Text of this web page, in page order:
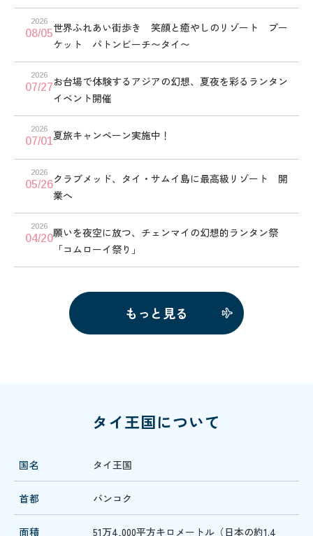
2026
08/05世界ふれあい街歩き 笑顔と癒やしのリゾート プー
ケット パトンビーチ〜タイ〜
2026
07/27お台場で体験するアジアの幻想、夏夜を彩るランタン
イベント開催
2026
07/01夏旅キャンペーン実施中！
2026
05/26クラブメッド、タイ・サムイ島に最高級リゾート 開
業へ
2026
04/20願いを夜空に放つ、チェンマイの幻想的ランタン祭
「コムローイ祭り」
もっと見る
タイ王国について
国名 タイ王国
首都 バンコク
面積 51万4,000平方キロメートル（日本の約1.4